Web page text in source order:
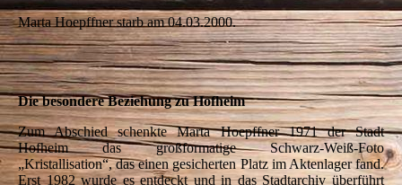
Marta Hoepffner starb am 04.03.2000.
Die besondere Beziehung zu Hofheim
Zum Abschied schenkte Marta Hoepffner 1971 der Stadt
Hofheim das großformatige Schwarz-Weiß-Foto
„Kristallisation“, das einen gesicherten Platz im Aktenlager fand.
Erst 1982 wurde es entdeckt und in das Stadtarchiv überführt